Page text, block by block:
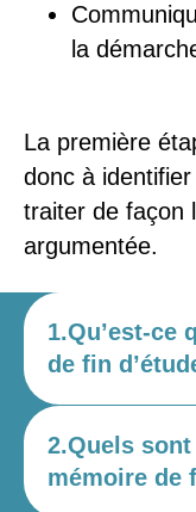
la
La première
donc à
traiter de façon
argumentée.
1.Qu’est-ce
de fin
2.Quels
mémoire de